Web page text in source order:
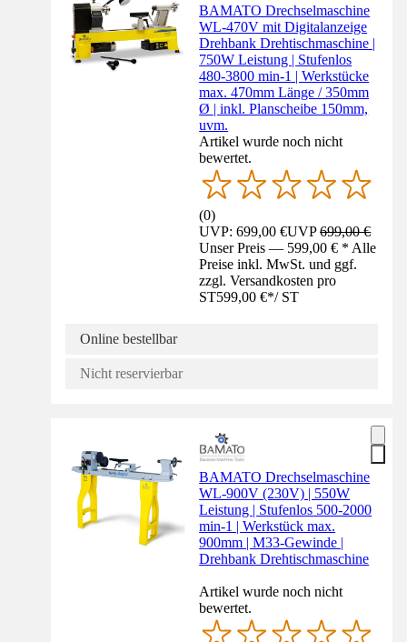
BAMATO Drechselmaschine
WL-470V mit Digitalanzeige
Drehbank Drehtischmaschine |
750W Leistung | Stufenlos
480-3800 min-1 | Werkstücke
max. 470mm Länge / 350mm
Ø | inkl. Planscheibe 150mm,
uvm.
Artikel wurde noch nicht
bewertet.
(0)
UVP: 699,00 €UVP699,00 €
Unser Preis — 599,00 € * Alle
Preise inkl. MwSt. und ggf.
zzgl. Versandkosten pro
ST599,00 €*/ ST
Online bestellbar
Nicht reservierbar
BAMATO Drechselmaschine
WL-900V (230V) | 550W
Leistung | Stufenlos 500-2000
min-1 | Werkstück max.
900mm | M33-Gewinde |
Drehbank Drehtischmaschine
Artikel wurde noch nicht
bewertet.